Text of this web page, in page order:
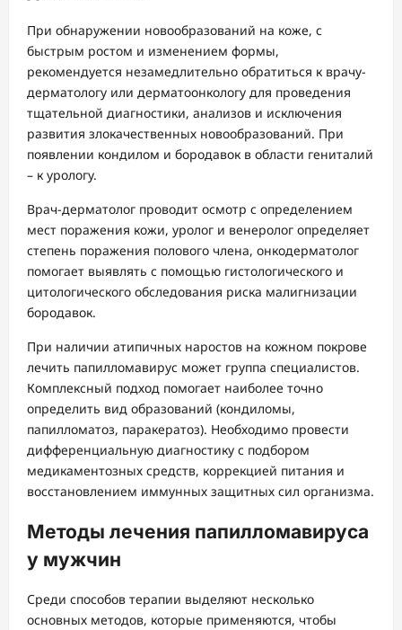
При обнаружении новообразований на коже, с
быстрым ростом и изменением формы,
рекомендуется незамедлительно обратиться к врачу-
дерматологу или дерматоонкологу для проведения
тщательной диагностики, анализов и исключения
развития злокачественных новообразований. При
появлении кондилом и бородавок в области гениталий
– к урологу.
Врач-дерматолог проводит осмотр с определением
мест поражения кожи, уролог и венеролог определяет
степень поражения полового члена, онкодерматолог
помогает выявлять с помощью гистологического и
цитологического обследования риска малигнизации
бородавок.
При наличии атипичных наростов на кожном покрове
лечить папилломавирус может группа специалистов.
Комплексный подход помогает наиболее точно
определить вид образований (кондиломы,
папилломатоз, паракератоз). Необходимо провести
дифференциальную диагностику с подбором
медикаментозных средств, коррекцией питания и
восстановлением иммунных защитных сил организма.
Методы лечения папилломавируса
у мужчин
Среди способов терапии выделяют несколько
основных методов, которые применяются, чтобы